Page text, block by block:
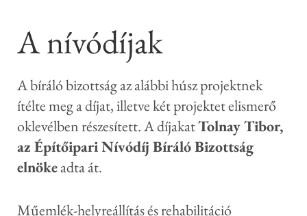
A nívódíjak
A bíráló bizottság az alábbi húsz projektnek
ítélte meg a díjat, illetve két projektet elismerő
oklevélben részesített. A díjakatTolnay Tibor,
az Építőipari Nívódíj Bíráló Bizottság
elnökeadta át.
Műemlék-helyreállítás és rehabilitáció